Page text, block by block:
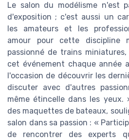
Le salon du modélisme n'est
d'exposition ; c'est aussi un
les amateurs et les
amour pour cette discipline
passionné de trains
cet événement chaque année
l'occasion de découvrir les
discuter avec d'autres
même étincelle dans les yeux.
des maquettes de bateaux,
salon dans sa passion : «
de rencontrer des experts